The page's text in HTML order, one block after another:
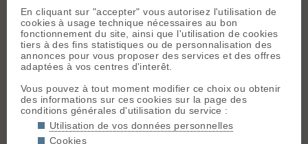
Alpes Pennines E
Départ :Täsch
(1450 m)
Topo associé :
Alphubel, depuis
Sommet associé :
Alphubel (4206 m)
Orientation :
ela,casscroot ,damichou,David
Jeroen, nat
Conditions nivologiques,
accès & météo
Perturbé le 1er mai. 10 cm de
fraiche. Grand beau le 2 mai,
orageux le 3 mais (15 cm de
fraiche), grand beau le 4 mai, beau
avec mer de nuage se couvrant
En cliquant sur "accepter" vous autorisez l'utilisation de
cookies à usage technique nécessaires au bon
fonctionnement du site, ainsi que l'utilisation de cookies
tiers à des fins statistiques ou de personnalisation des
annonces pour vous proposer des services et des offres
adaptées à vos centres d'interêt.
Vous pouvez à tout moment modifier ce choix ou obtenir
des informations sur ces cookies sur la page des
conditions générales d'utilisation du service :
Utilisation de vos données personnelles
Cookies